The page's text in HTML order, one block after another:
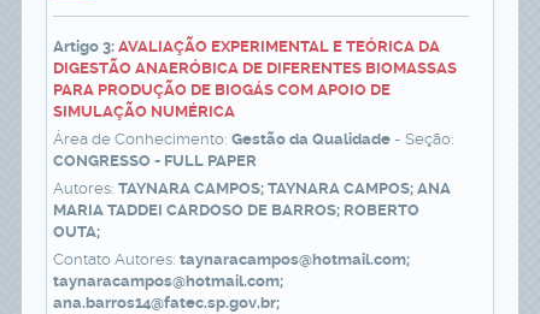
Artigo 3: AVALIAÇÃO EXPERIMENTAL E TEÓRICA DA
DIGESTÃO ANAERÓBICA DE DIFERENTES BIOMASSAS
PARA PRODUÇÃO DE BIOGÁS COM APOIO DE
SIMULAÇÃO NUMÉRICA
Área de Conhecimento: Gestão da Qualidade - Seção:
CONGRESSO - FULL PAPER
Autores: TAYNARA CAMPOS; TAYNARA CAMPOS; ANA
MARIA TADDEI CARDOSO DE BARROS; ROBERTO
OUTA;
Contato Autores: taynaracampos@hotmail.com;
taynaracampos@hotmail.com;
ana.barros14@fatec.sp.gov.br;